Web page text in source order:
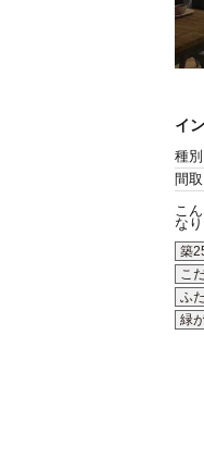
イ
種別
間取
こ
な
築
こ
ふ
緑